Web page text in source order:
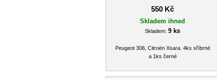
550 Kč
Skladem ihned
Skladem: 9 ks
Peugeot 306, Citroën Xsara. 4ks sříbrné
a 1ks černé